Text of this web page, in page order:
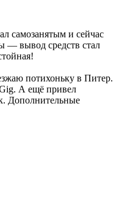
самозанятым и сейчас
— вывод средств стал
потихоньку в Питер.
А ещё привел
Дополнительные